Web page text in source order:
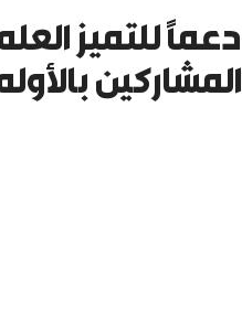
دعماً للتميز
المشاركين